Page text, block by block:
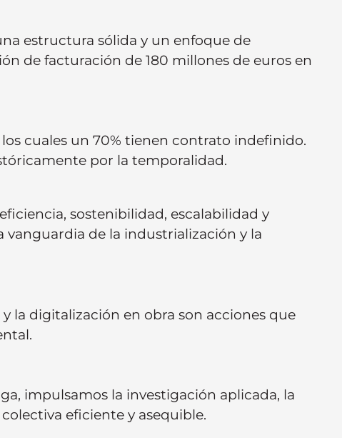
estructura sólida y un enfoque de
de facturación de 180 millones de euros en
cuales un 70% tienen contrato indefinido.
por la temporalidad.
sostenibilidad, escalabilidad y
de la industrialización y la
la digitalización en obra son acciones que
impulsamos la investigación aplicada, la
eficiente y asequible.